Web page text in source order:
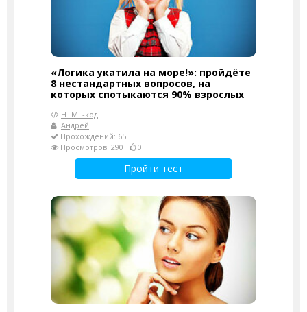
«Логика укатила на море!»: пройдёте
8 нестандартных вопросов, на
которых спотыкаются 90% взрослых
HTML-код
Андрей
Прохождений: 65
Просмотров: 290
0
Пройти тест